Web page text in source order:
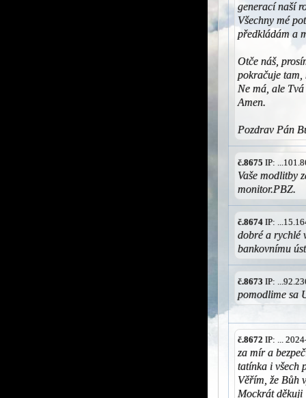
generací naší
Všechny mé
předkládám a
Otče náš,
pokračuje tam,
Ne má, ale
Amen.
Pozdrav Pán
č.8675 IP:
Vaše modlitby
monitor.PBZ.
č.8674 IP:
dobré a rychlé
bankovnímu
č.8673 IP:
pomodlime sa
č.8672 IP: ...
za mír a
tatínka i všech
Věřím, že Bůh
Mockrát děkuji